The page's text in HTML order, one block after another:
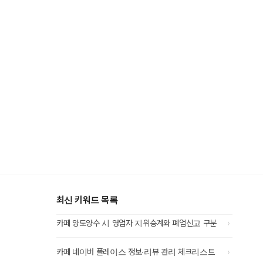
최신 키워드 목록
카페 양도양수 시 영업자 지위승계와 폐업신고 구분 ›
카페 네이버 플레이스 정보·리뷰 관리 체크리스트 ›